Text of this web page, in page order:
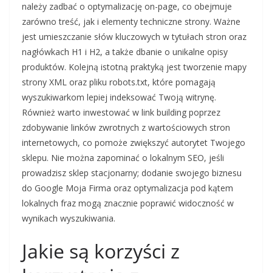
należy zadbać o optymalizację on-page, co obejmuje
zarówno treść, jak i elementy techniczne strony. Ważne
jest umieszczanie słów kluczowych w tytułach stron oraz
nagłówkach H1 i H2, a także dbanie o unikalne opisy
produktów. Kolejną istotną praktyką jest tworzenie mapy
strony XML oraz pliku robots.txt, które pomagają
wyszukiwarkom lepiej indeksować Twoją witrynę.
Również warto inwestować w link building poprzez
zdobywanie linków zwrotnych z wartościowych stron
internetowych, co pomoże zwiększyć autorytet Twojego
sklepu. Nie można zapominać o lokalnym SEO, jeśli
prowadzisz sklep stacjonarny; dodanie swojego biznesu
do Google Moja Firma oraz optymalizacja pod kątem
lokalnych fraz mogą znacznie poprawić widoczność w
wynikach wyszukiwania.
Jakie są korzyści z